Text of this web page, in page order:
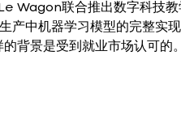
Wagon联合推出数字科技
中机器学习模型的完整实
背景是受到就业市场认可的。